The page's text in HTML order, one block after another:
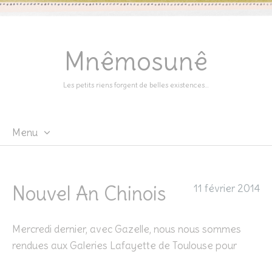
Mnêmosunê
Les petits riens forgent de belles existences…
Menu
Nouvel An Chinois 11 février 2014
Mercredi dernier, avec Gazelle, nous nous sommes
rendues aux Galeries Lafayette de Toulouse pour